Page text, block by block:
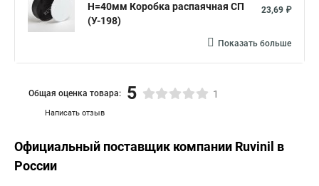
H=40мм Коробка распаячная СП
(У-198)
23,69 ₽
Показать больше
Написать отзыв
Общая оценка товара: 5 1
Официальный поставщик компании Ruvinil в
России